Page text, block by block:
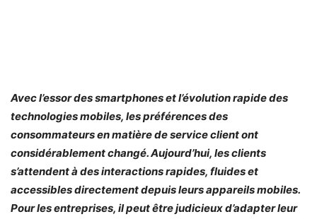
Avec l’essor des smartphones et l’évolution rapide des
technologies mobiles, les préférences des
consommateurs en matière de service client ont
considérablement changé. Aujourd’hui, les clients
s’attendent à des interactions rapides, fluides et
accessibles directement depuis leurs appareils mobiles.
Pour les entreprises, il peut être judicieux d’adapter leur